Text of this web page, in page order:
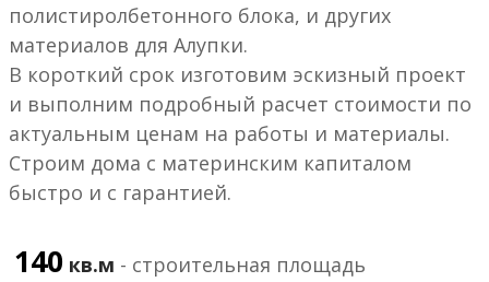
полистиролбетонного блока, и других
материалов для Алупки.
В короткий срок изготовим эскизный проект
и выполним подробный расчет стоимости по
актуальным ценам на работы и материалы.
Строим дома с материнским капиталом
быстро и с гарантией.
140 кв.м - строительная площадь